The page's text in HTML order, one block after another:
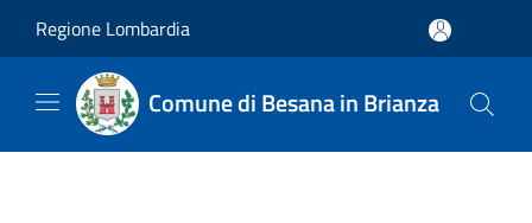
Regione Lombardia
Comune di Besana in Brianza